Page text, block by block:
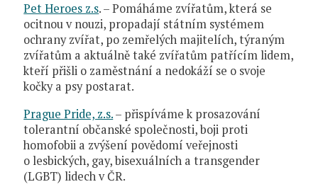
Pet Heroes z.s. – Pomáháme zvířatům, která se
ocitnou v nouzi, propadají státním systémem
ochrany zvířat, po zemřelých majitelích, týraným
zvířatům a aktuálně také zvířatům patřícím lidem,
kteří přišli o zaměstnání a nedokáží se o svoje
kočky a psy postarat.
Prague Pride, z.s.– přispíváme k prosazování
tolerantní občanské společnosti, boji proti
homofobii a zvýšení povědomí veřejnosti
o lesbických, gay, bisexuálních a transgender
(LGBT) lidech v ČR.